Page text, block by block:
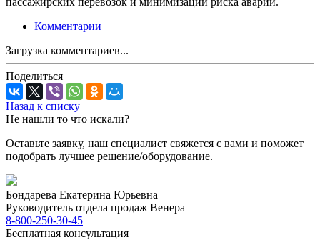
Комментарии
Загрузка комментариев...
Поделиться
Назад к списку
Не нашли то что искали?
Оставьте заявку, наш специалист свяжется с вами и поможет
подобрать лучшее решение/оборудование.
Бондарева Екатерина Юрьевна
Руководитель отдела продаж Венера
8-800-250-30-45
Бесплатная консультация